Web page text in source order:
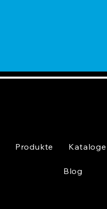
Produkte Kataloge
Blog